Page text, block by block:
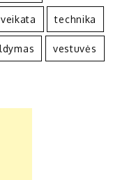
technika
vestuvės